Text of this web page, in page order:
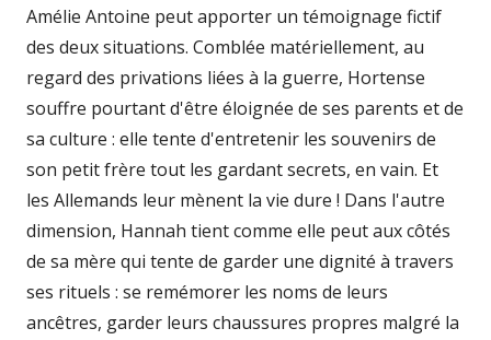
Amélie Antoine peut apporter un témoignage fictif
des deux situations. Comblée matériellement, au
regard des privations liées à la guerre, Hortense
souffre pourtant d'être éloignée de ses parents et de
sa culture : elle tente d'entretenir les souvenirs de
son petit frère tout les gardant secrets, en vain. Et
les Allemands leur mènent la vie dure ! Dans l'autre
dimension, Hannah tient comme elle peut aux côtés
de sa mère qui tente de garder une dignité à travers
ses rituels : se remémorer les noms de leurs
ancêtres, garder leurs chaussures propres malgré la